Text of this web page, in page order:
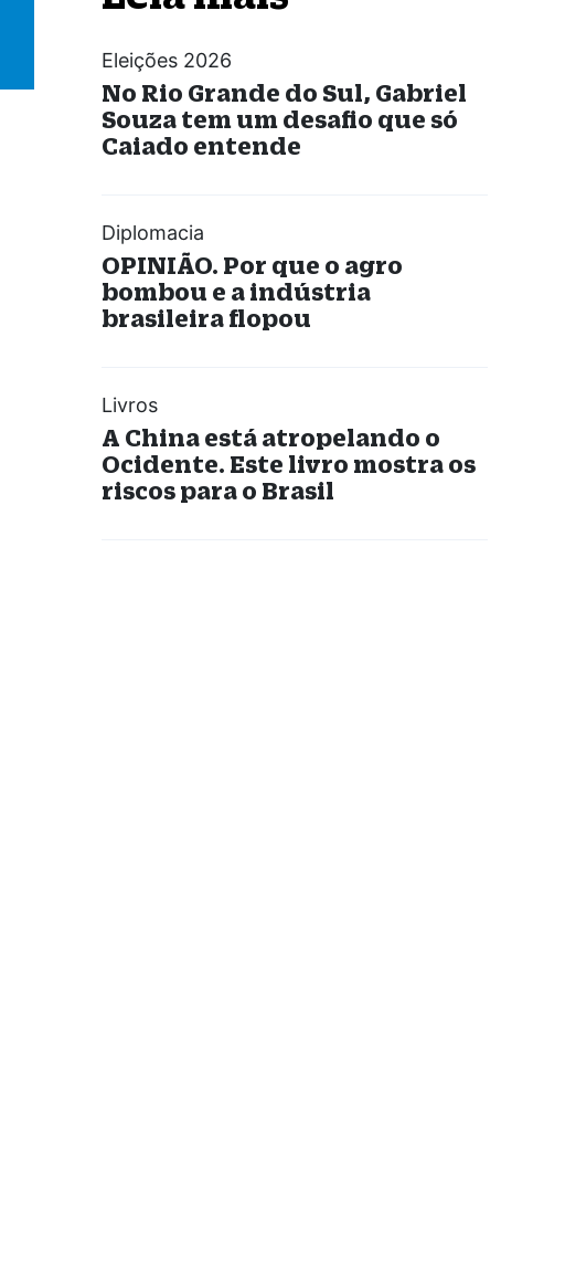
Eleições 2026
No Rio Grande do Sul, Gabriel
Souza tem um desafio que só
Caiado entende
Diplomacia
OPINIÃO. Por que o agro
bombou e a indústria
brasileira flopou
Livros
A China está atropelando o
Ocidente. Este livro mostra os
riscos para o Brasil